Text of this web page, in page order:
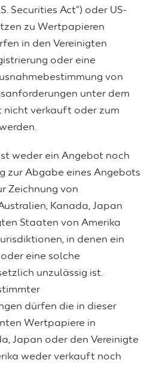
Securities Act“) oder US-
zu Wertpapieren
in den Vereinigten
oder eine
von
unter dem
nicht verkauft oder zum
weder ein Angebot noch
zur Abgabe eines Angebots
Zeichnung von
Kanada, Japan
Staaten von Amerika
in denen ein
eine solche
unzulässig ist.
dürfen die in dieser
Wertpapiere in
Japan oder den Vereinigte
weder verkauft noch